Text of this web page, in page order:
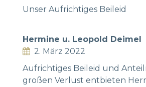
Unser Aufrichtiges Beileid
Hermine u. Leopold Deimel
2. März 2022
Aufrichtiges Beileid und
großen Verlust entbieten